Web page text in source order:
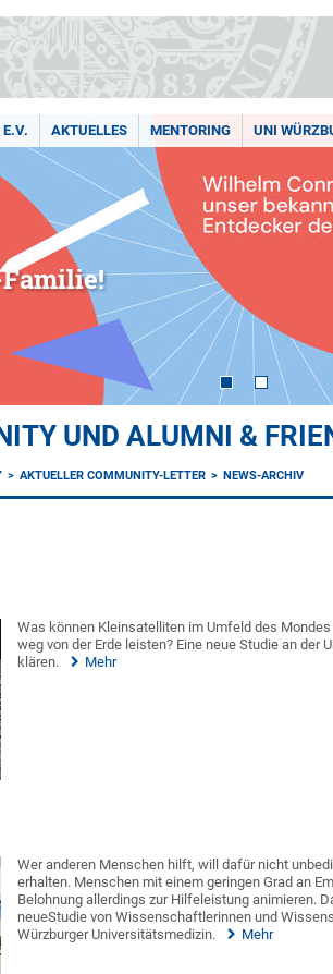
AKTUELLES MENTORING UNI
UND ALUMNI &
AKTUELLER COMMUNITY-LETTER NEWS-ARCHIV
Was können Kleinsatelliten im Umfeld des
weg von der Erde leisten? Eine neue Studie an der
klären.
Mehr
Wer anderen Menschen hilft, will dafür nicht
erhalten. Menschen mit einem geringen Grad an
Belohnung allerdings zur Hilfeleistung animieren.
neueStudie von Wissenschaftlerinnen und
Würzburger Universitätsmedizin.
Mehr